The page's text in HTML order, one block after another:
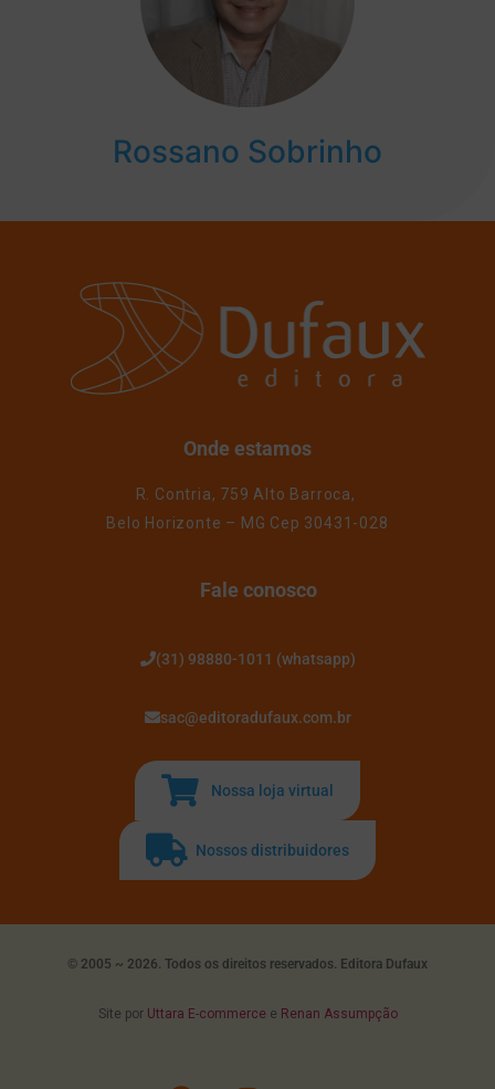
Rossano Sobrinho
Onde estamos
R. Contria, 759 Alto Barroca,
Belo Horizonte – MG Cep 30431-028
Fale conosco
(31) 98880-1011 (whatsapp)
sac@editoradufaux.com.br
Nossa loja virtual
Nossos distribuidores
© 2005 ~ 2026. Todos os direitos reservados. Editora Dufaux
Site por Uttara E-commerce e Renan Assumpção